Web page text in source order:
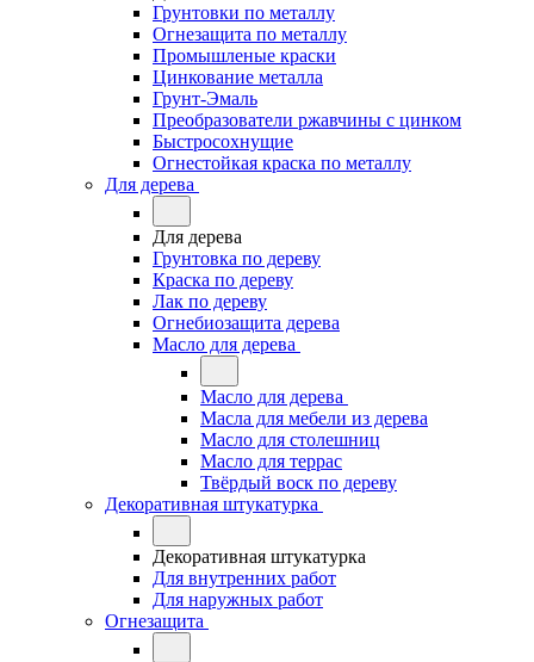
Грунтовки по металлу
Огнезащита по металлу
Промышленые краски
Цинкование металла
Грунт-Эмаль
Преобразователи ржавчины с цинком
Быстросохнущие
Огнестойкая краска по металлу
Для дерева
Для дерева
Грунтовка по дереву
Краска по дереву
Лак по дереву
Огнебиозащита дерева
Масло для дерева
Масло для дерева
Масла для мебели из дерева
Масло для столешниц
Масло для террас
Твёрдый воск по дереву
Декоративная штукатурка
Декоративная штукатурка
Для внутренних работ
Для наружных работ
Огнезащита